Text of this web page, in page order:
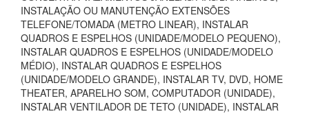
INSTALAÇÃO OU MANUTENÇÃO EXTENSÕES
TELEFONE/TOMADA (METRO LINEAR), INSTALAR
QUADROS E ESPELHOS (UNIDADE/MODELO PEQUENO),
INSTALAR QUADROS E ESPELHOS (UNIDADE/MODELO
MÉDIO), INSTALAR QUADROS E ESPELHOS
(UNIDADE/MODELO GRANDE), INSTALAR TV, DVD, HOME
THEATER, APARELHO SOM, COMPUTADOR (UNIDADE),
INSTALAR VENTILADOR DE TETO (UNIDADE), INSTALAR